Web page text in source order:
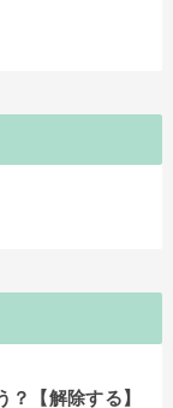
？【解除する】